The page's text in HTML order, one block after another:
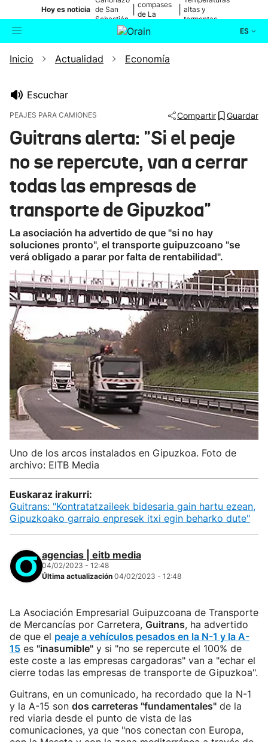
Hoy es noticia de San
Sebastián
compases
de La
altas y
tormentas
ES
Buscador Actualidad
Ikusmiran
Eguraldia
Inicio Actualidad Economía
Escuchar
PEAJES PARA CAMIONES Compartir Guardar
Guitrans alerta: "Si el peaje
no se repercute, van a cerrar
todas las empresas de
transporte de Gipuzkoa"
La asociación ha advertido de que "si no hay
soluciones pronto", el transporte guipuzcoano "se
verá obligado a parar por falta de rentabilidad".
Uno de los arcos instalados en Gipuzkoa. Foto de
archivo: EITB Media
Euskaraz irakurri:
Guitrans: "Kontratatzaileek bidesaria gain hartu ezean,
Gipuzkoako garraio enpresek itxi egin beharko dute"
agencias | eitb media
04/02/2023 - 12:48
Última actualización 04/02/2023 - 12:48
La Asociación Empresarial Guipuzcoana de Transporte
de Mercancías por Carretera, Guitrans, ha advertido
de que el peaje a vehículos pesados en la N-1 y la A-
15 es "inasumible" y si "no se repercute el 100% de
este coste a las empresas cargadoras" van a "echar el
cierre todas las empresas de transporte de Gipuzkoa".
Guitrans, en un comunicado, ha recordado que la N-1
y la A-15 son dos carreteras "fundamentales" de la
red viaria desde el punto de vista de las
comunicaciones, ya que "nos conectan con Europa,